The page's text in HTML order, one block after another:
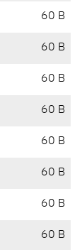
60 B
60 B
60 B
60 B
60 B
60 B
60 B
60 B